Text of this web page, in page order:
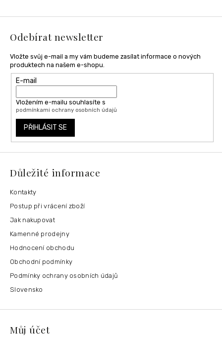
t
Odebírat newsletter
Vložte svůj e-mail a my vám budeme zasílat informace o nových
produktech na našem e-shopu.
E-mail
Vložením e-mailu souhlasíte s
podmínkami ochrany osobních údajů
PŘIHLÁSIT SE
Důležité informace
Kontakty
Postup při vrácení zboží
Jak nakupovat
Kamenné prodejny
Hodnocení obchodu
Obchodní podmínky
Podmínky ochrany osobních údajů
Slovensko
Můj účet